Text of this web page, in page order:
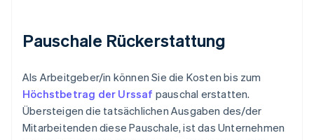
Pauschale Rückerstattung
Als Arbeitgeber/in können Sie die Kosten bis zum
Höchstbetrag der Urssaf pauschal erstatten.
Übersteigen die tatsächlichen Ausgaben des/der
Mitarbeitenden diese Pauschale, ist das Unternehmen